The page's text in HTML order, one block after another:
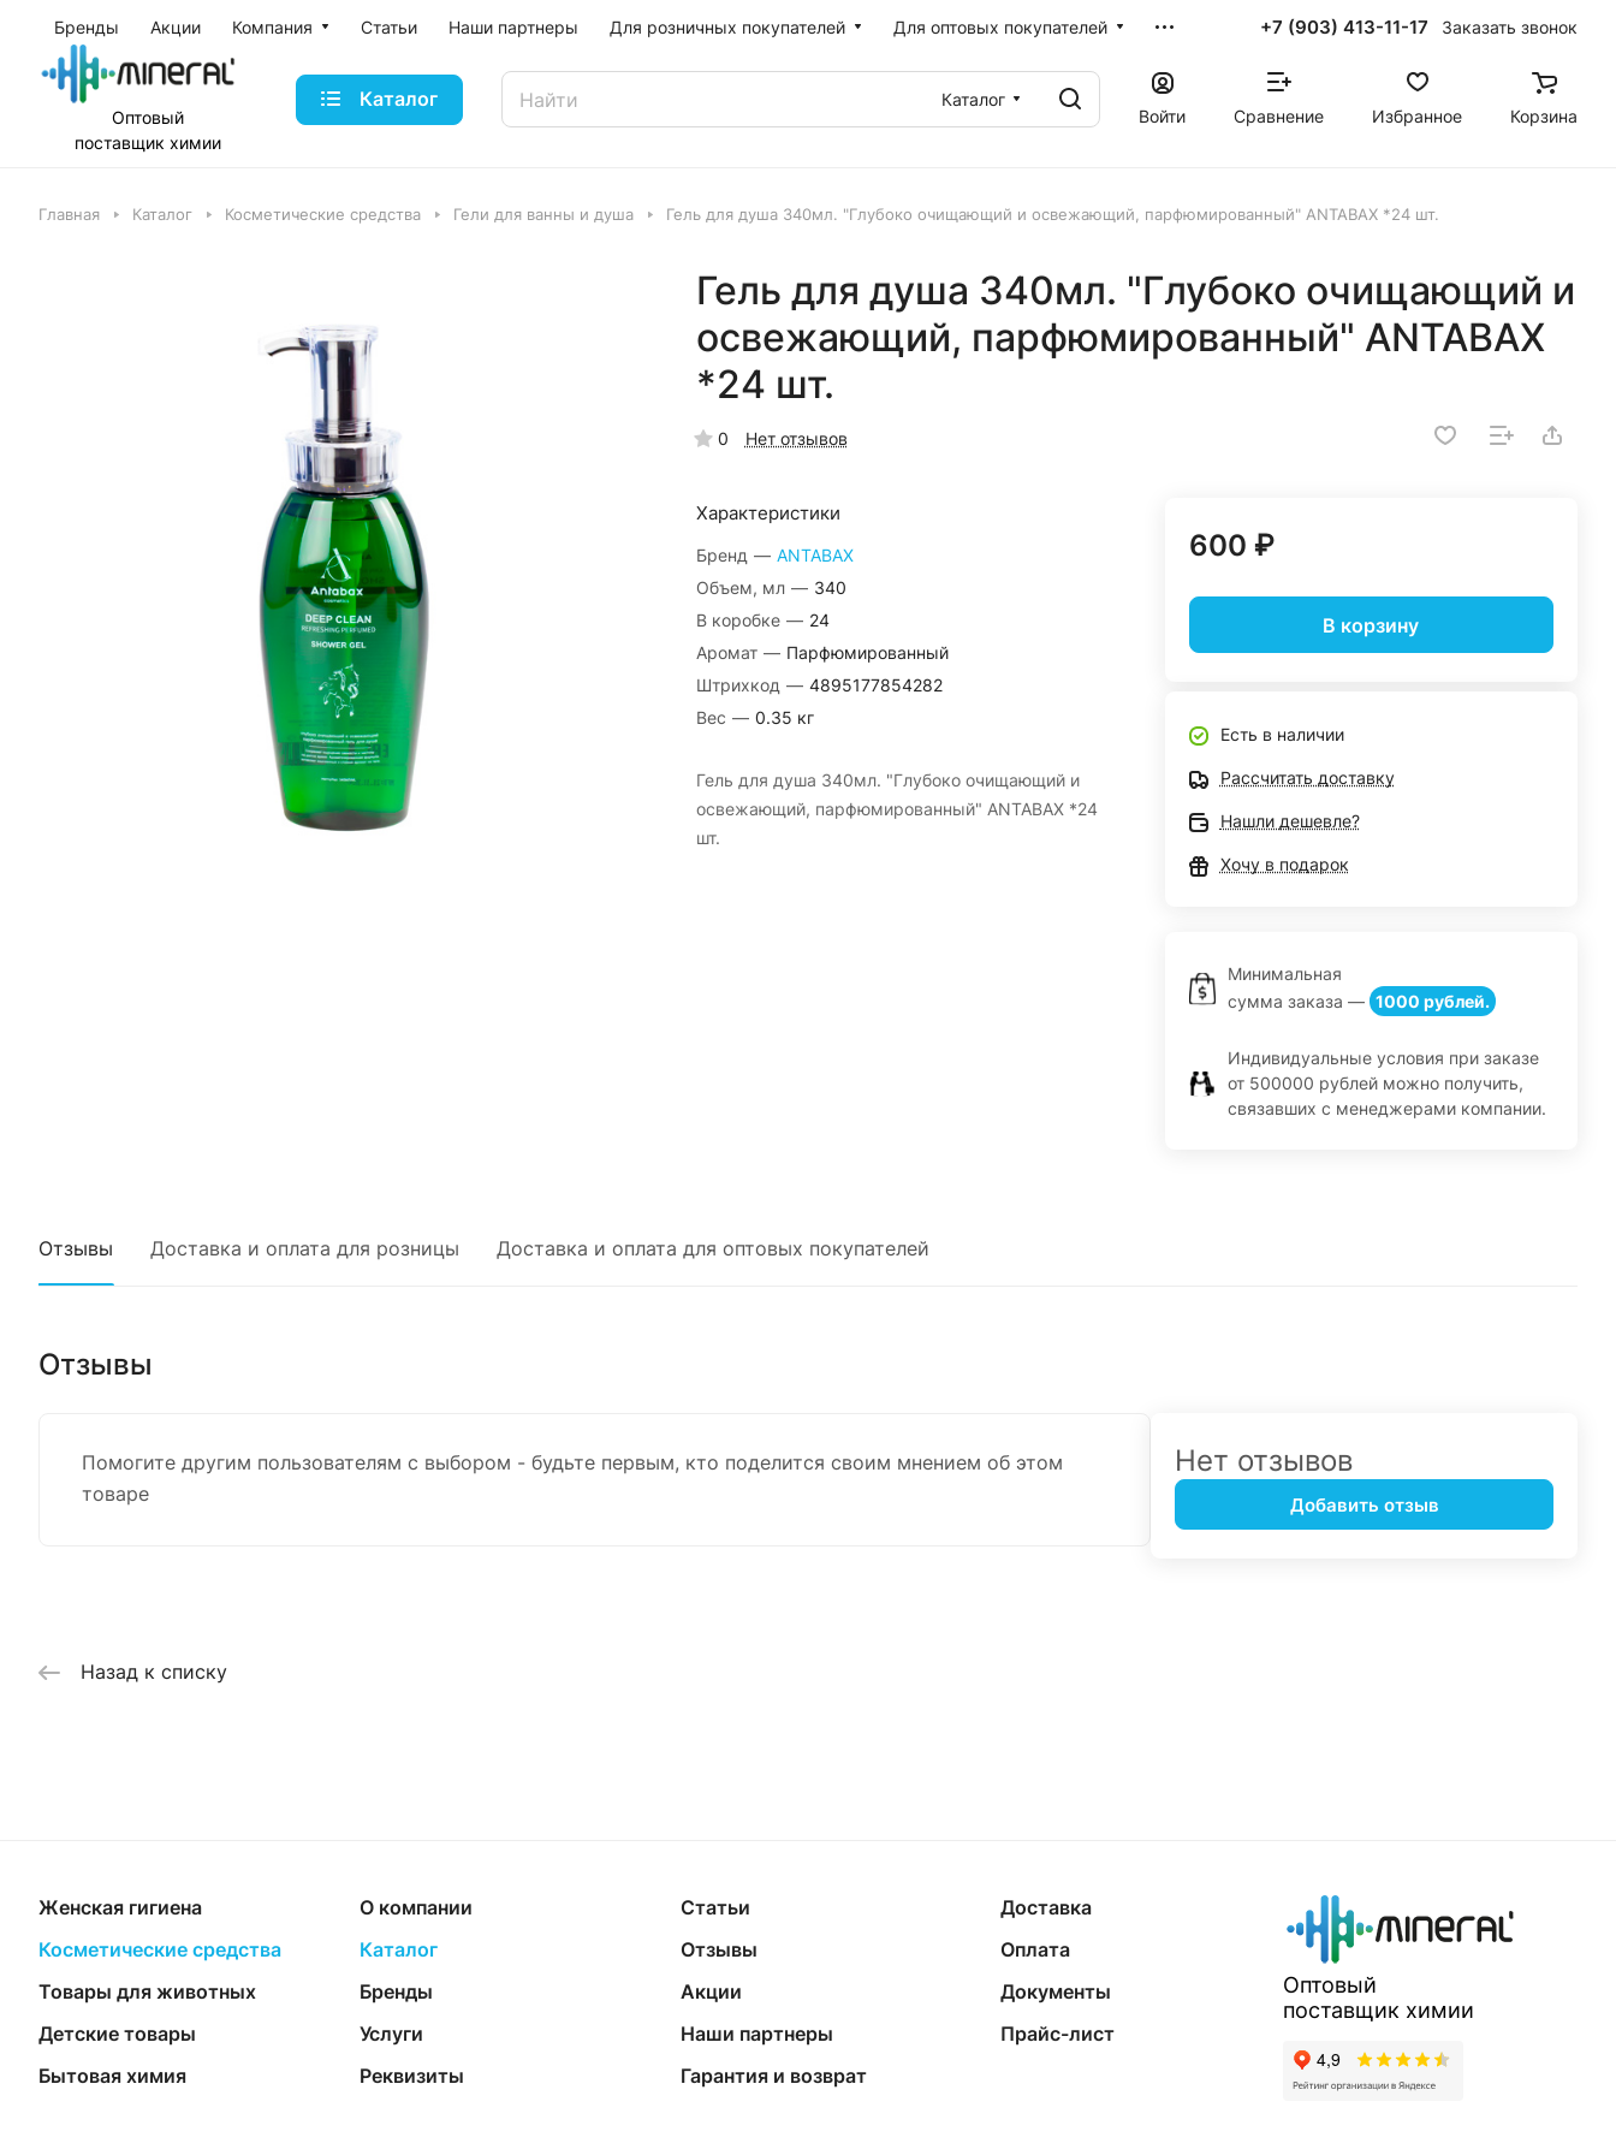
Бренды Акции Компания Статьи Наши партнеры Для розничных покупателей Для оптовых покупателей +7 (903) 413-11-17 Заказать звонок
Оптовый
поставщик химии
Каталог
Каталог
Войти
Сравнение Избранное Корзина
Главная Каталог Косметические средства Гели для ванны и душа Гель для душа 340мл. "Глубоко очищающий и освежающий, парфюмированный" ANTABAX *24 шт.
Гель для душа 340мл. "Глубоко очищающий и
освежающий, парфюмированный" ANTABAX
*24 шт.
0 Нет отзывов
Характеристики
Бренд — ANTABAX
Объем, мл — 340
В коробке — 24
Аромат — Парфюмированный
Штрихкод — 4895177854282
Вес — 0.35 кг
Гель для душа 340мл. "Глубоко очищающий и
освежающий, парфюмированный" ANTABAX *24
шт.
600 ₽
В корзину
Есть в наличии
Рассчитать доставку
Нашли дешевле?
Хочу в подарок
Минимальная
сумма заказа — 1000 рублей.
Индивидуальные условия при заказе
от 500000 рублей можно получить,
связавших с менеджерами компании.
Отзывы Доставка и оплата для розницы Доставка и оплата для оптовых покупателей
Отзывы
Помогите другим пользователям с выбором - будьте первым, кто поделится своим мнением об этом
товаре
Нет отзывов
Добавить отзыв
Назад к списку
Женская гигиена
Косметические средства
Товары для животных
Детские товары
Бытовая химия
О компании
Каталог
Бренды
Услуги
Реквизиты
Статьи
Отзывы
Акции
Наши партнеры
Гарантия и возврат
Доставка
Оплата
Документы
Прайс-лист
Оптовый
поставщик химии